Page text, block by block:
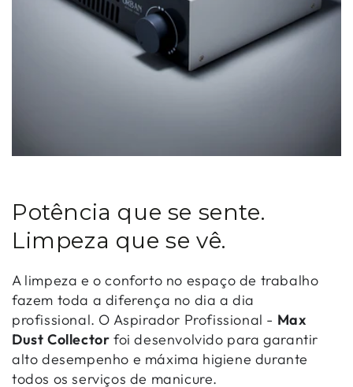
Potência que se sente.
Limpeza que se vê.
A limpeza e o conforto no espaço de trabalho
fazem toda a diferença no dia a dia
profissional. O Aspirador Profissional - Max
Dust Collector foi desenvolvido para garantir
alto desempenho e máxima higiene durante
todos os serviços de manicure.